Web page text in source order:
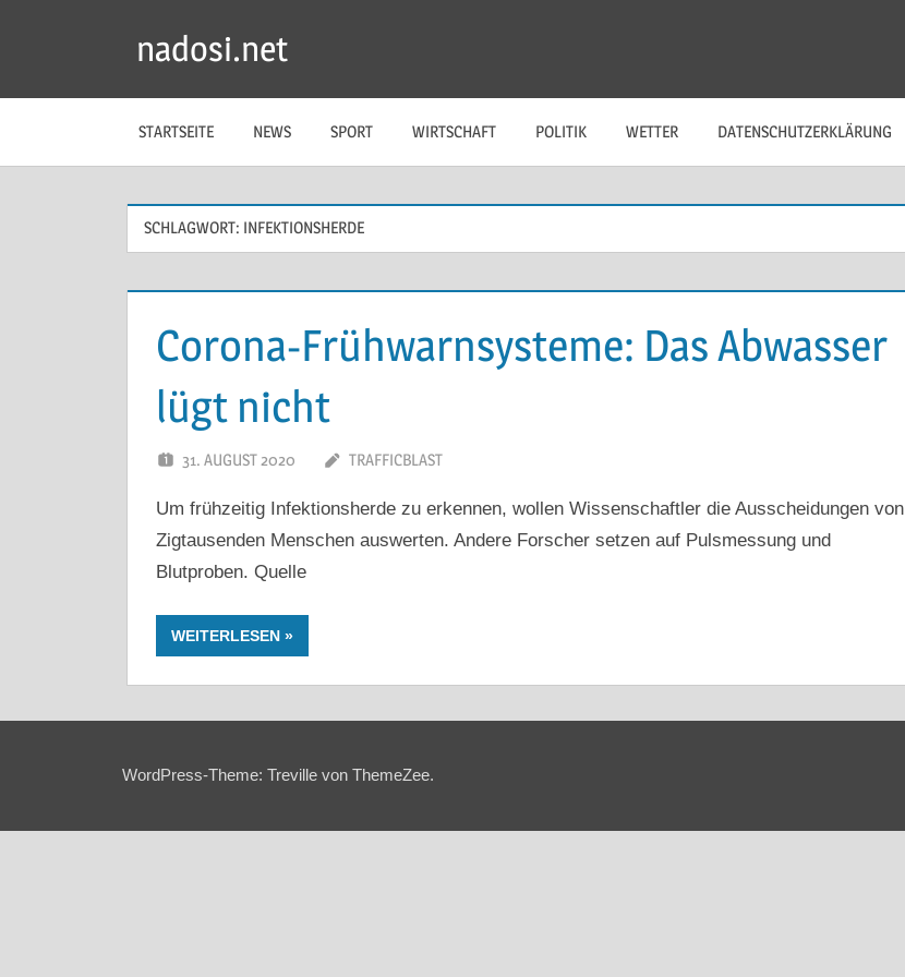
nadosi.net
STARTSEITE NEWS SPORT WIRTSCHAFT POLITIK WETTER DATENSCHUTZERKLÄRUNG
SCHLAGWORT: INFEKTIONSHERDE
Corona-Frühwarnsysteme: Das Abwasser
lügt nicht
31. AUGUST 2020 TRAFFICBLAST
Um frühzeitig Infektionsherde zu erkennen, wollen Wissenschaftler die Ausscheidungen von
Zigtausenden Menschen auswerten. Andere Forscher setzen auf Pulsmessung und
Blutproben. Quelle
WEITERLESEN
WordPress-Theme: Treville von ThemeZee.